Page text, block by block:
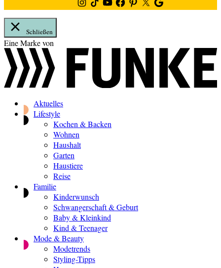
News
Schließen
Zum
Inhalt
springen
Eine Marke von
Aktuelles
Lifestyle
Kochen & Backen
Wohnen
Haushalt
Garten
Haustiere
Reise
Familie
Kinderwunsch
Schwangerschaft & Geburt
Baby & Kleinkind
Kind & Teenager
Mode & Beauty
Modetrends
Styling-Tipps